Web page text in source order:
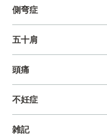
側弯症
五十肩
頭痛
不妊症
雑記